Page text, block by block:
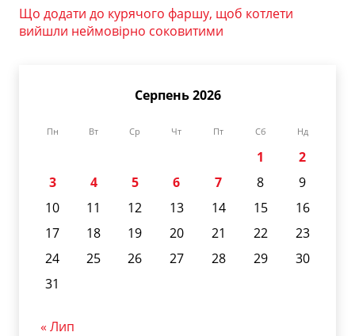
Що додати до курячого фаршу, щоб котлети
вийшли неймовірно соковитими
Серпень 2026
Пн Вт Ср Чт Пт Сб Нд
1
2
3
4 5 6 7 8
9
10
11 12 13 14 15
16
17
18 19 20 21 22
23
24
25 26 27 28 29
30
31
« Лип